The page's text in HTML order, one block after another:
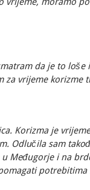
da je to
za vrijeme
Korizma je
Odlučila sam
Međugorje i na